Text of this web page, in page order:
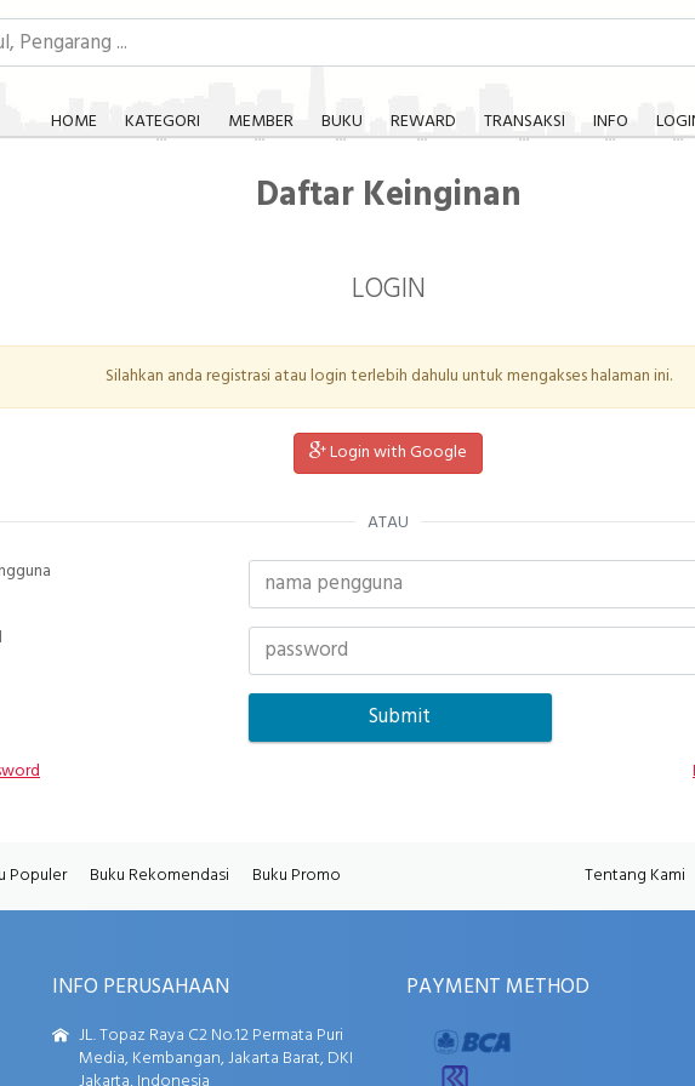
HOME KATEGORI MEMBER BUKU REWARD TRANSAKSI INFO
Daftar Keinginan
LOGIN
Silahkan anda registrasi atau login terlebih dahulu untuk mengakses halaman ini.
Login with Google
ATAU
Populer Buku Rekomendasi Buku Promo Tentang Kami
INFO PERUSAHAAN
JL. Topaz Raya C2 No.12 Permata Puri
Media, Kembangan, Jakarta Barat, DKI
PAYMENT METHOD